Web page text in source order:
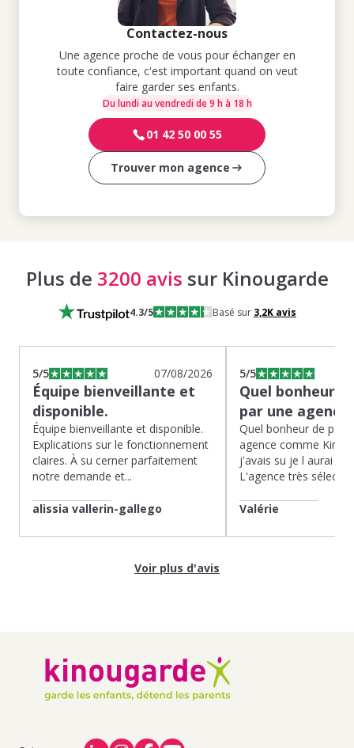
Contactez-nous
Une agence proche de vous pour échanger en
toute confiance, c'est important quand on veut
faire garder ses enfants.
Du lundi au vendredi de 9 h à 18 h
01 42 50 00 55
Trouver mon agence
Plus de 3200 avis sur Kinougarde
4.3/5 Basé sur 3,2Kavis
5/5 07/08/2026
Équipe bienveillante et
disponible.
Équipe bienveillante et disponible.
Explications sur le fonctionnement
claires. À su cerner parfaitement
notre demande et...
alissia vallerin-gallego
5/5
Quel bonheur
par une
Quel bonheur de
agence comme
j'avais su je l aurai
L'agence très
Valérie
Voir plus d'avis